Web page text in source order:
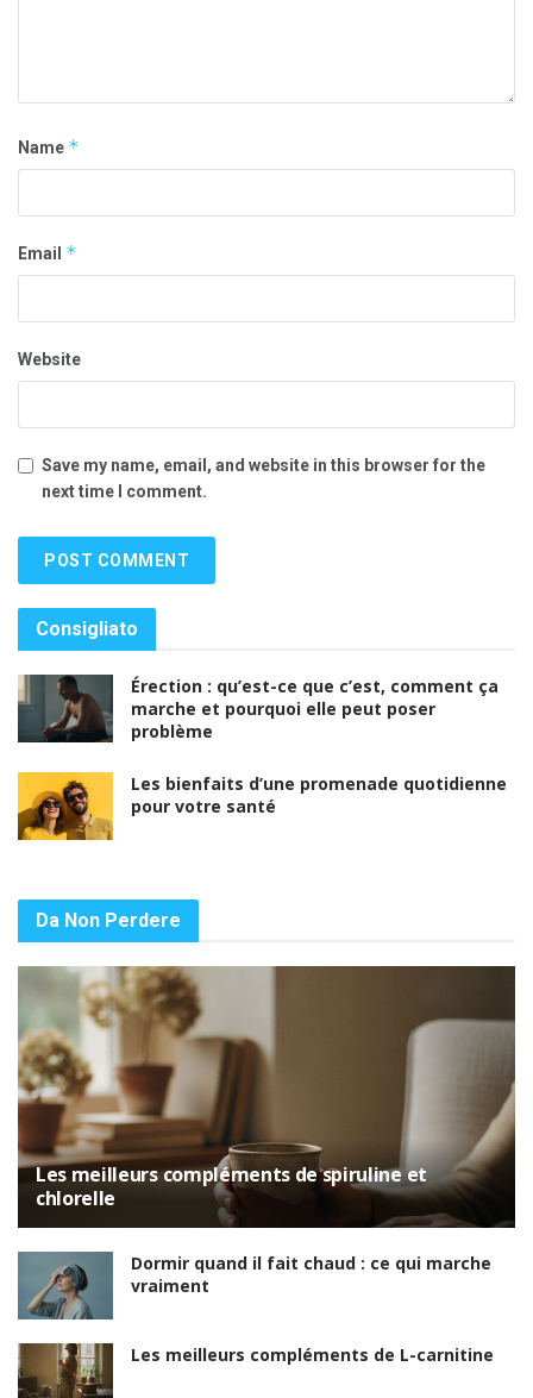
Name *
Email *
Website
Save my name, email, and website in this browser for the
next time I comment.
Consigliato
Érection : qu’est-ce que c’est, comment ça
marche et pourquoi elle peut poser
problème
Les bienfaits d’une promenade quotidienne
pour votre santé
Da Non Perdere
Les meilleurs compléments de spiruline et
chlorelle
Dormir quand il fait chaud : ce qui marche
vraiment
Les meilleurs compléments de L-carnitine